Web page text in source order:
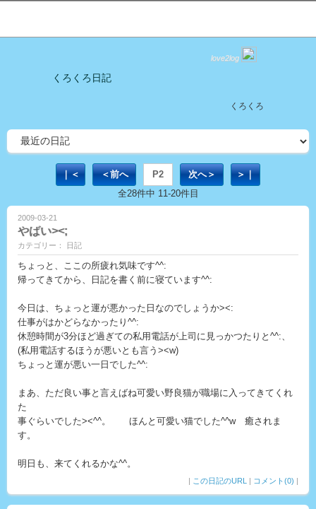
love2log
くろくろ日記
くろくろ
｜＜ ＜前へ P2 次へ＞
＞｜
全28件中 11-20件目
2009-03-21
やばい><;
カテゴリー： 日記
ちょっと、ここの所疲れ気味です^^:
帰ってきてから、日記を書く前に寝ています^^:
今日は、ちょっと運が悪かった日なのでしょうか><:
仕事がはかどらなかったり^^:
休憩時間が3分ほど過ぎての私用電話が上司に見っかつたりと^^:、
(私用電話するほうが悪いとも言う><w)
ちょっと運が悪い一日でした^^:
まあ、ただ良い事と言えばね可愛い野良猫が職場に入ってきてくれ
た
事ぐらいでした><^^。 ほんと可愛い猫でした^^w 癒されま
す。
明日も、来てくれるかな^^。
| この日記のURL | コメント(0) |